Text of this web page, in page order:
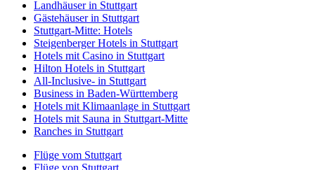
Landhäuser in Stuttgart
Gästehäuser in Stuttgart
Stuttgart-Mitte: Hotels
Steigenberger Hotels in Stuttgart
Hotels mit Casino in Stuttgart
Hilton Hotels in Stuttgart
All-Inclusive- in Stuttgart
Business in Baden-Württemberg
Hotels mit Klimaanlage in Stuttgart
Hotels mit Sauna in Stuttgart-Mitte
Ranches in Stuttgart
Flüge vom Stuttgart